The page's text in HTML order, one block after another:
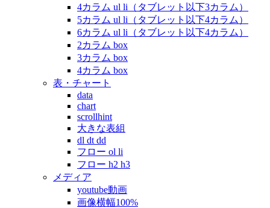
4カラム ul li（タブレット以下3カラム）
5カラム ul li（タブレット以下4カラム）
6カラム ul li（タブレット以下4カラム）
2カラム box
3カラム box
4カラム box
表・チャート
data
chart
scrollhint
大きな表組
dl dt dd
フロー ol li
フロー h2 h3
メディア
youtube動画
画像横幅100%